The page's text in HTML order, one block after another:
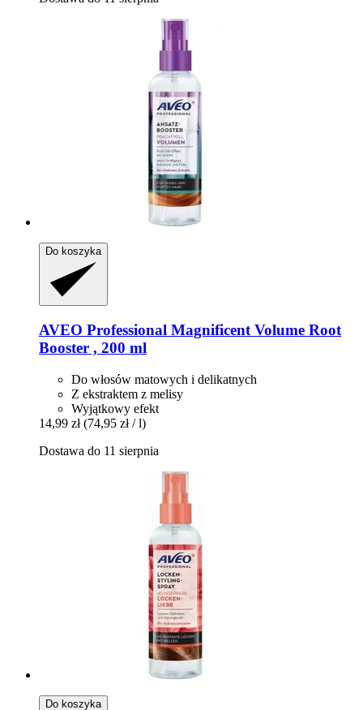
Do koszyka
AVEO Professional Magnificent Volume Root
Booster , 200 ml
Do włosów matowych i delikatnych
Z ekstraktem z melisy
Wyjątkowy efekt
14,99 zł (74,95 zł / l)
Dostawa do 11 sierpnia
Do koszyka